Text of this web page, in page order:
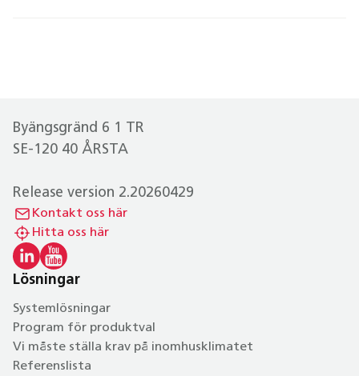
Byängsgränd 6 1 TR
SE-120 40 ÅRSTA
Release version 2.20260429
Kontakt oss här
Hitta oss här
Lösningar
Systemlösningar
Program för produktval
Vi måste ställa krav på inomhusklimatet
Referenslista